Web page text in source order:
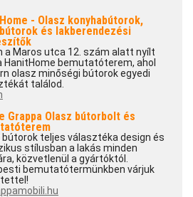
- Olasz konyhabútorok,
és lakberendezési
a Maros utca 12. szám alatt nyílt
HanitHome bemutatóterem, ahol
olasz minőségi bútorok egyedi
találod.
Grappa Olasz bútorbolt és
bútorok teljes választéka design és
stílusban a lakás minden
közvetlenül a gyártóktól.
bemutatótermünkben várjuk